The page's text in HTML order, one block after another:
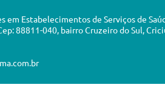
em Estabelecimentos de Serviços de
88811-040, bairro Cruzeiro do Sul,